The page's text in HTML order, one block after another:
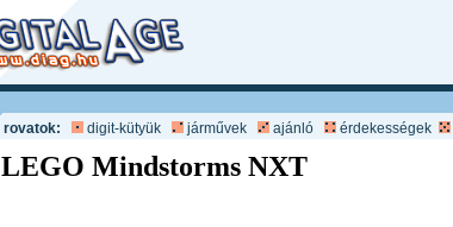
rovatok:
digit-kütyük járművek ajánló érdekességek
LEGO Mindstorms NXT